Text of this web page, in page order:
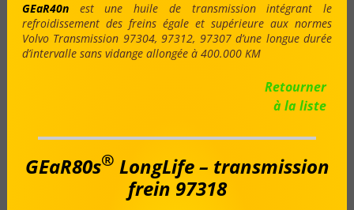
GEaR40nest une huile de transmission intégrant le
refroidissement des freins égale et supérieure aux normes
Volvo Transmission 97304, 97312, 97307 d’une longue durée
d’intervalle sans vidange allongée à 400.000 KM
Retourner
à la liste
GEaR80s® LongLife– transmission
frein 97318